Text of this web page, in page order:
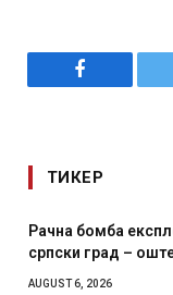
Facebook
ТИКЕР
бомба
град –
6, 2026